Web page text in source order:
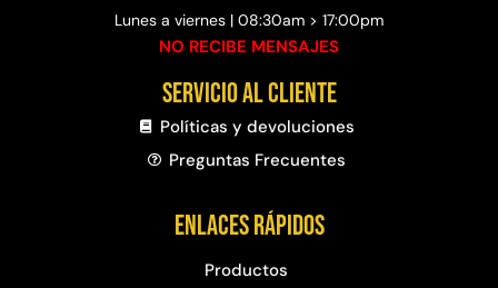
Lunes a viernes | 08:30am > 17:00pm
NO RECIBE MENSAJES
Servicio al cliente
Políticas y devoluciones
Preguntas Frecuentes​
Enlaces rápidos
Productos